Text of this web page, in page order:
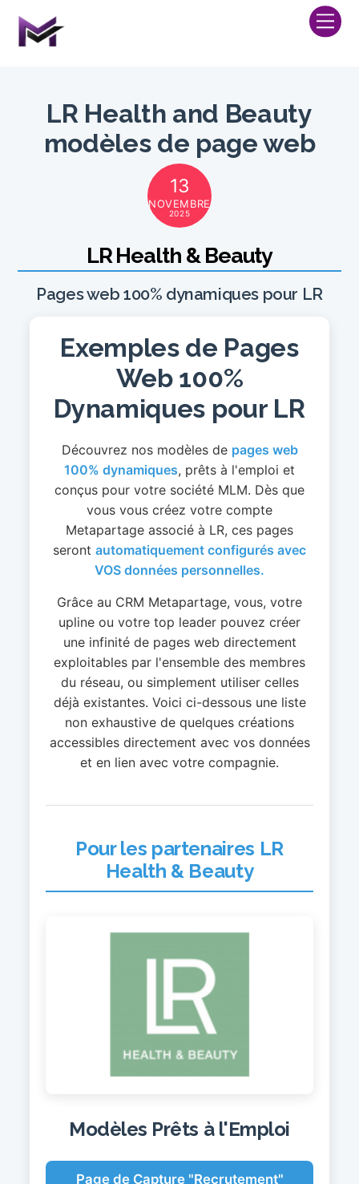
content
LR Health and Beauty
modèles de page web
13
NOVEMBRE
2025
LR Health & Beauty
Pages web 100% dynamiques pour LR
Exemples de Pages
Web 100%
Dynamiques pour LR
Découvrez nos modèles de pages web
100% dynamiques, prêts à l'emploi et
conçus pour votre société MLM. Dès que
vous vous créez votre compte
Metapartage associé à LR, ces pages
seront automatiquement configurés avec
VOS données personnelles.
Grâce au CRM Metapartage, vous, votre
upline ou votre top leader pouvez créer
une infinité de pages web directement
exploitables par l'ensemble des membres
du réseau, ou simplement utiliser celles
déjà existantes. Voici ci-dessous une liste
non exhaustive de quelques créations
accessibles directement avec vos données
et en lien avec votre compagnie.
Pour les partenaires LR
Health & Beauty
Modèles Prêts à l'Emploi
Page de Capture "Recrutement"